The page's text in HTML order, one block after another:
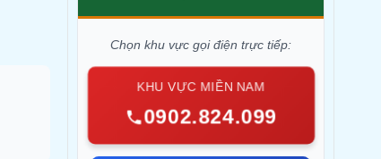
Chọn khu vực gọi điện trực tiếp:
KHU VỰC MIỀN NAM
0902.824.099